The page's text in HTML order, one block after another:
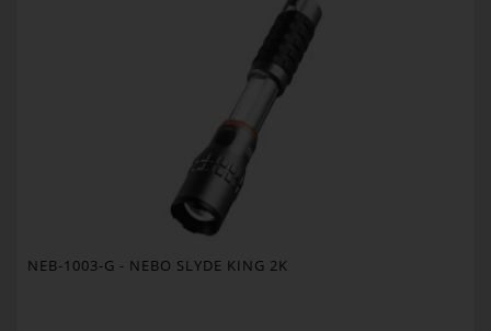
NEB-1003-G - NEBO SLYDE KING 2K